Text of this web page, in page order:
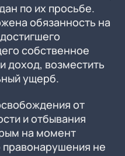
по их просьбе.
обязанность на
собственное
доход, возместить
ущерб.
от
и отбывания
на момент
не